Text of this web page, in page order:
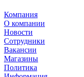
Компания
О компании
Новости
Сотрудники
Вакансии
Магазины
Политика